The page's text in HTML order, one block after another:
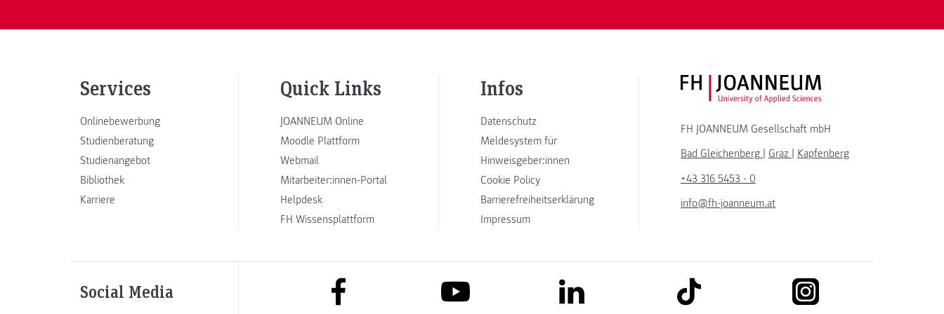
Services
Onlinebewerbung
Studienberatung
Studienangebot
Bibliothek
Karriere
Quick Links
JOANNEUM Online
Moodle Plattform
Webmail
Mitarbeiter:innen-Portal
Helpdesk
FH Wissensplattform
Infos
Datenschutz
Meldesystem für
Hinweisgeber:innen
Cookie Policy
Barrierefreiheitserklärung
Impressum
FH JOANNEUM Logo
FH JOANNEUM Gesellschaft mbH
Bad Gleichenberg
Graz
Kapfenberg
+43 316 5453 - 0
info@fh-joanneum.at
Social Media link to facebook link to youtube link to linkedin link to tiktok link to instagram